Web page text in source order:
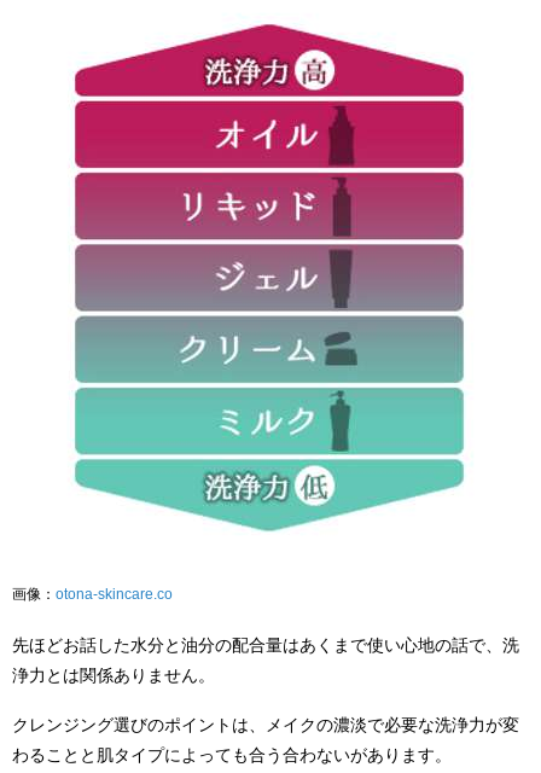
画像： otona-skincare.co
先ほどお話した水分と油分の配合量はあくまで使い心地の話で、洗
浄力とは関係ありません。
クレンジング選びのポイントは、メイクの濃淡で必要な洗浄力が変
わることと肌タイプによっても合う合わないがあります。